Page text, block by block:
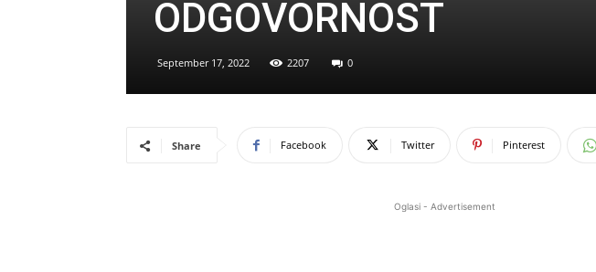
ODGOVORNOST
September 17, 2022 2207 0
Share Facebook Twitter Pinterest
Oglasi - Advertisement